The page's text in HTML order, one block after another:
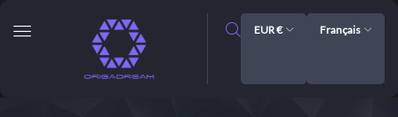
EUR € Français